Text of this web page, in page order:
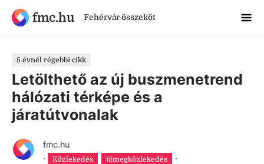
fmc.hu Fehérvár összeköt
5 évnél régebbi cikk
Letölthető az új buszmenetrend
hálózati térképe és a
járatútvonalak
fmc.hu
·
Közlekedés tömegközlekedés
·